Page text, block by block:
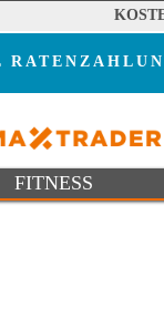
FITNESS